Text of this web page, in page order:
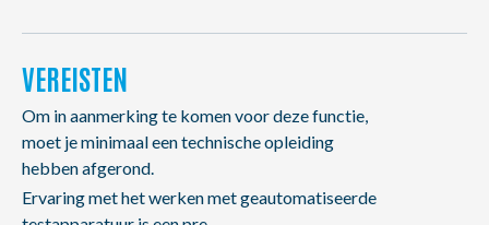
VEREISTEN
Om in aanmerking te komen voor deze functie,
moet je minimaal een technische opleiding
hebben afgerond.
Ervaring met het werken met geautomatiseerde